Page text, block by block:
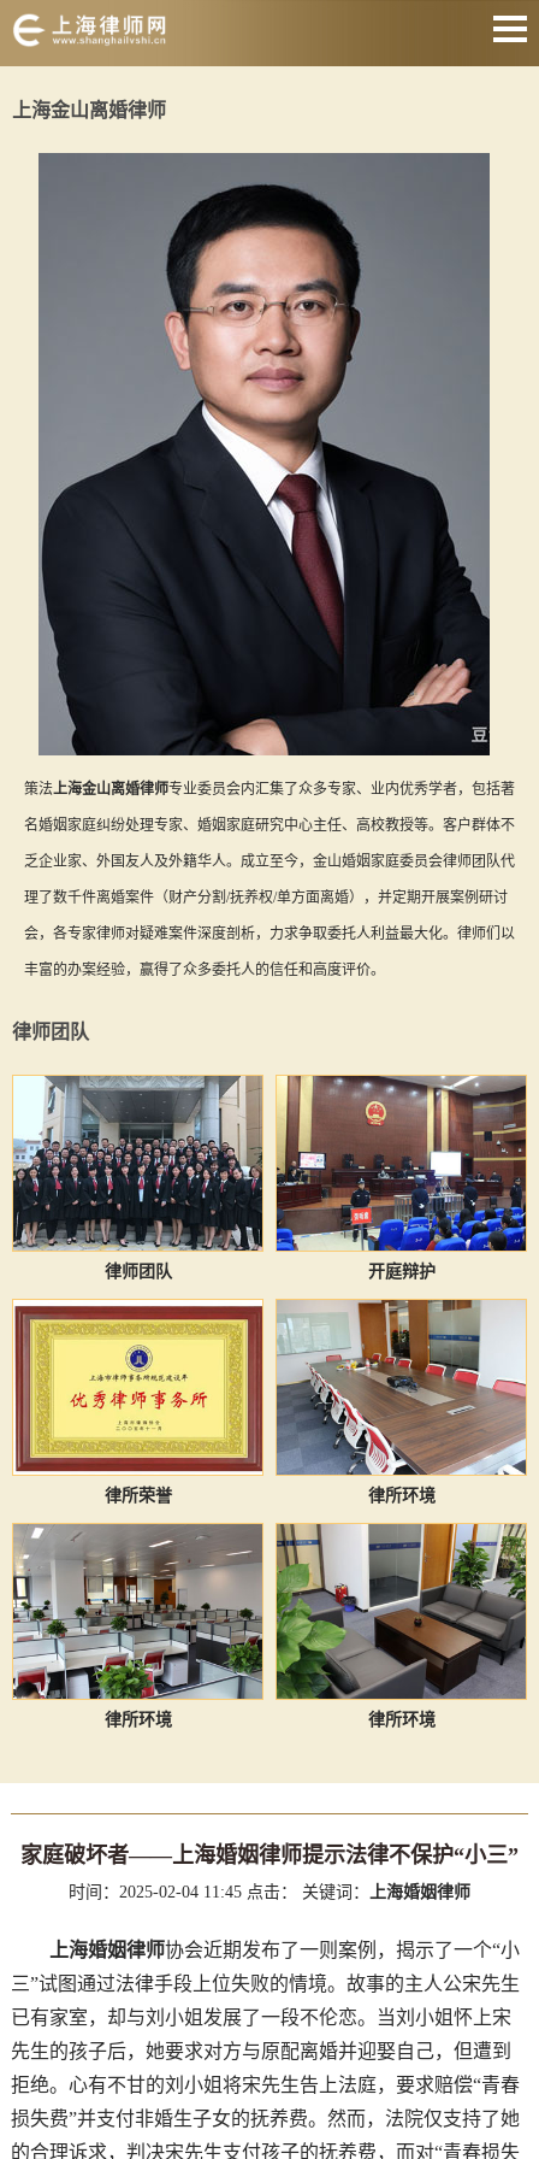
房产纠纷
合同纠纷
征地拆迁
劳动纠纷
关于我们
上海金山离婚律师
策法上海金山离婚律师专业委员会内汇集了众多专家、业内优秀学者，包括著
名婚姻家庭纠纷处理专家、婚姻家庭研究中心主任、高校教授等。客户群体不
乏企业家、外国友人及外籍华人。成立至今，金山婚姻家庭委员会律师团队代
理了数千件离婚案件（财产分割/抚养权/单方面离婚），并定期开展案例研讨
会，各专家律师对疑难案件深度剖析，力求争取委托人利益最大化。律师们以
丰富的办案经验，赢得了众多委托人的信任和高度评价。
律师团队
律师团队 开庭辩护
律所荣誉 律所环境
律所环境 律所环境
家庭破坏者——上海婚姻律师提示法律不保护“小三”
时间：2025-02-04 11:45 点击： 关键词： 上海婚姻律师
上海婚姻律师协会近期发布了一则案例，揭示了一个“小
三”试图通过法律手段上位失败的情境。故事的主人公宋先生
已有家室，却与刘小姐发展了一段不伦恋。当刘小姐怀上宋
先生的孩子后，她要求对方与原配离婚并迎娶自己，但遭到
拒绝。心有不甘的刘小姐将宋先生告上法庭，要求赔偿“青春
损失费”并支付非婚生子女的抚养费。然而，法院仅支持了她
的合理诉求，判决宋先生支付孩子的抚养费，而对“青春损失